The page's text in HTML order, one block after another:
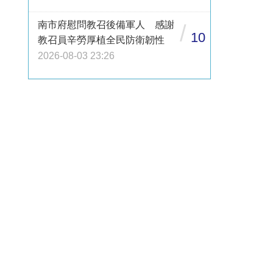
南市府慰問教召後備軍人 感謝
教召員辛勞厚植全民防衛韌性
2026-08-03 23:26
/ 10